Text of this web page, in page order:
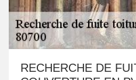
RECHERCHE DE